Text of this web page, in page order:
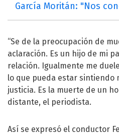
García Moritán: "Nos
“Se de la preocupación de
aclaración. Es un hijo de mi
relación. Igualmente me
lo que pueda estar sintiendo
justicia. Es la muerte de un
distante, el periodista.
Así se expresó el conductor